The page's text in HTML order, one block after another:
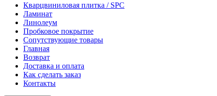
Кварцвиниловая плитка / SPС
Ламинат
Линолеум
Пробковое покрытие
Сопутствующие товары
Главная
Возврат
Доставка и оплата
Как сделать заказ
Контакты